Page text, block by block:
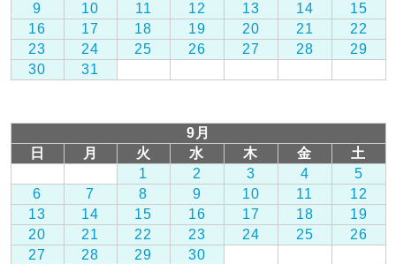
9
10 11 12 13 14
15
16
17 18 19 20 21
22
23
24 25 26 27 28
29
30
31
9月
日
月 火 水 木 金
土
1
2 3 4
5
6
7 8 9 10 11
12
13
14 15 16 17 18
19
20
21 22 23 24 25
26
27
28 29 30